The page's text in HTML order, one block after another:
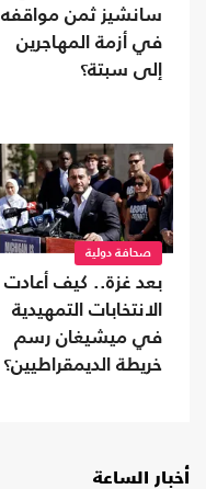
سانشيز ثمن مواقفه
في أزمة المهاجرين
إلى سبتة؟
صحافة دولية
بعد غزة.. كيف أعادت
الانتخابات التمهيدية
في ميشيغان رسم
خريطة الديمقراطيين؟
أخبار الساعة